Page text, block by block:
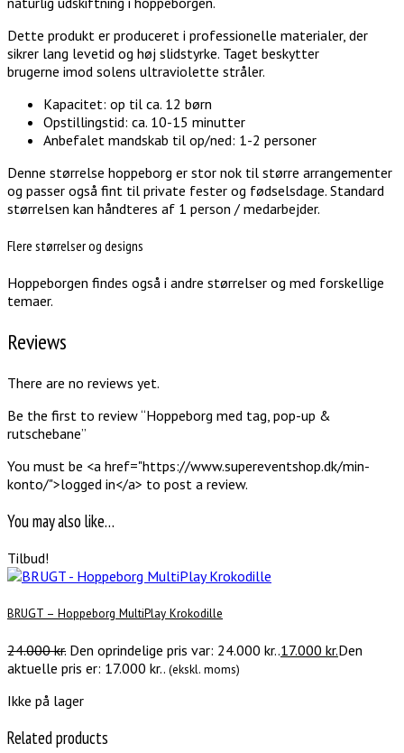
Dette produkt er produceret i professionelle materialer, der
sikrer lang levetid og høj slidstyrke. Taget beskytter
brugerne imod solens ultraviolette stråler.
Kapacitet: op til ca. 12 børn
Opstillingstid: ca. 10-15 minutter
Anbefalet mandskab til op/ned: 1-2 personer
Denne størrelse hoppeborg er stor nok til større arrangementer
og passer også fint til private fester og fødselsdage. Standard
størrelsen kan håndteres af 1 person / medarbejder.
Flere størrelser og designs
Hoppeborgen findes også i andre størrelser og med forskellige
temaer.
Reviews
There are no reviews yet.
Be the first to review “Hoppeborg med tag, pop-up &
rutschebane”
You must be <a href="https://www.supereventshop.dk/min-
konto/">logged in</a> to post a review.
You may also like…
Tilbud!
BRUGT – Hoppeborg MultiPlay Krokodille
24.000kr. Den oprindelige pris var: 24.000 kr..17.000 kr.Den
aktuelle pris er: 17.000 kr.. (ekskl. moms)
Ikke på lager
Related products